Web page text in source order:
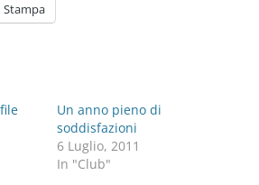
Stampa
Un anno pieno di
soddisfazioni
6 Luglio, 2011
In "Club"